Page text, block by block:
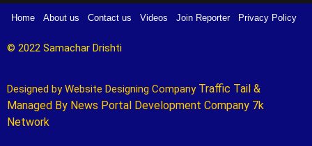
Home About us Contact us Videos Join Reporter Privacy Policy
© 2022 Samachar Drishti
Designed by Website Designing Company Traffic Tail &
Managed By News Portal Development Company 7k
Network